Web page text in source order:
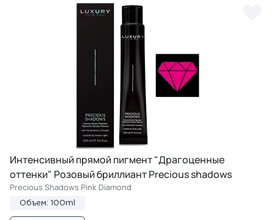
Интенсивный прямой пигмент "Драгоценные
оттенки" Розовый бриллиант Precious shadows
Precious Shadows Pink Diamond
Объем: 100ml